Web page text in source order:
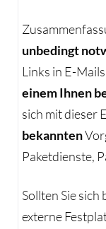
unbedingt
Links in E-
einem Ihnen
sich mit dieser
bekannten
Paketdienste,
Sollten Sie
externe